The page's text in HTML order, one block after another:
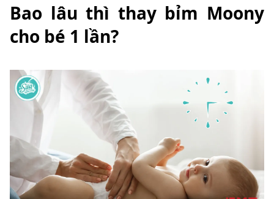
Bao lâu thì thay bỉm Moony
cho bé 1 lần?